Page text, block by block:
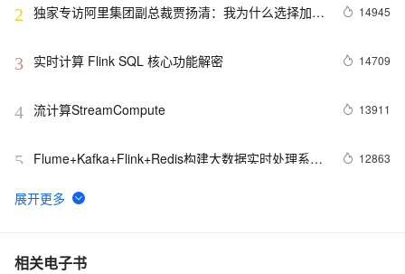
2 独家专访阿里集团副总裁贾扬清：我为什么选择加入
14945
3 实时计算 Flink SQL 核心功能解密 14709
4 流计算StreamCompute 13911
5
Flume+Kafka+Flink+Redis构建大数据实时处理系
12863
6 阿里云实时计算产品案例&解决方案汇总
7 流计算精品翻译: The Dataflow Model
相关电子书